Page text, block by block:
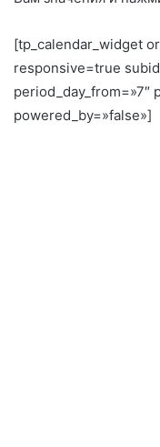
[tp_calendar_widget
responsive=true
period_day_from=»7″
powered_by=»false»]